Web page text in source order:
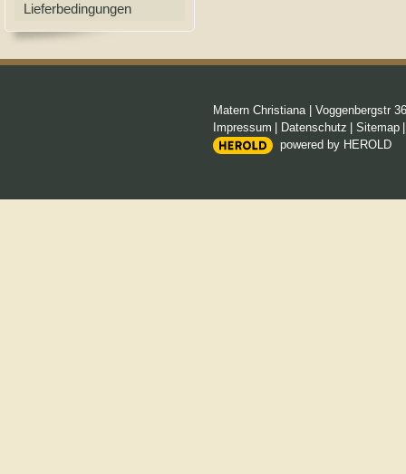
Lieferbedingungen
Matern Christiana| Voggenbergstr 36
Impressum
Datenschutz Sitemap
powered by HEROLD